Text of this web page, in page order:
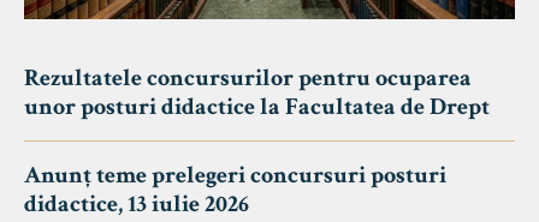
Rezultatele concursurilor pentru ocuparea
unor posturi didactice la Facultatea de Drept
Anunț teme prelegeri concursuri posturi
didactice, 13 iulie 2026